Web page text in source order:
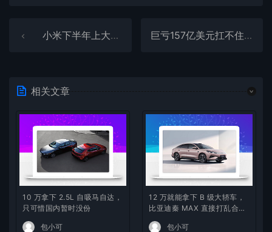
小米下半年上大型车！卢伟冰：近八成用户弃ModelY选YU7 巨亏157亿美元扛不住了！本田放弃纯电专属平台路线
相关文章
10 万拿下 2.5L 自吸马自达，
只可惜国内暂时没份
包小可
12 万就能拿下 B 级大轿车，
比亚迪秦 MAX 直接打乱合资
包小可